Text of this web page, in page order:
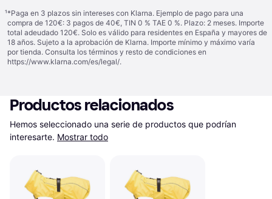
¹*Paga en 3 plazos sin intereses con Klarna. Ejemplo de pago para una
compra de 120€: 3 pagos de 40€, TIN 0 % TAE 0 %. Plazo: 2 meses. Importe
total adeudado 120€. Solo es válido para residentes en España y mayores de
18 años. Sujeto a la aprobación de Klarna. Importe mínimo y máximo varía
por tienda. Consulta los términos y resto de condiciones en
https://www.klarna.com/es/legal/.
Productos relacionados
Hemos seleccionado una serie de productos que podrían
interesarte. Mostrar todo